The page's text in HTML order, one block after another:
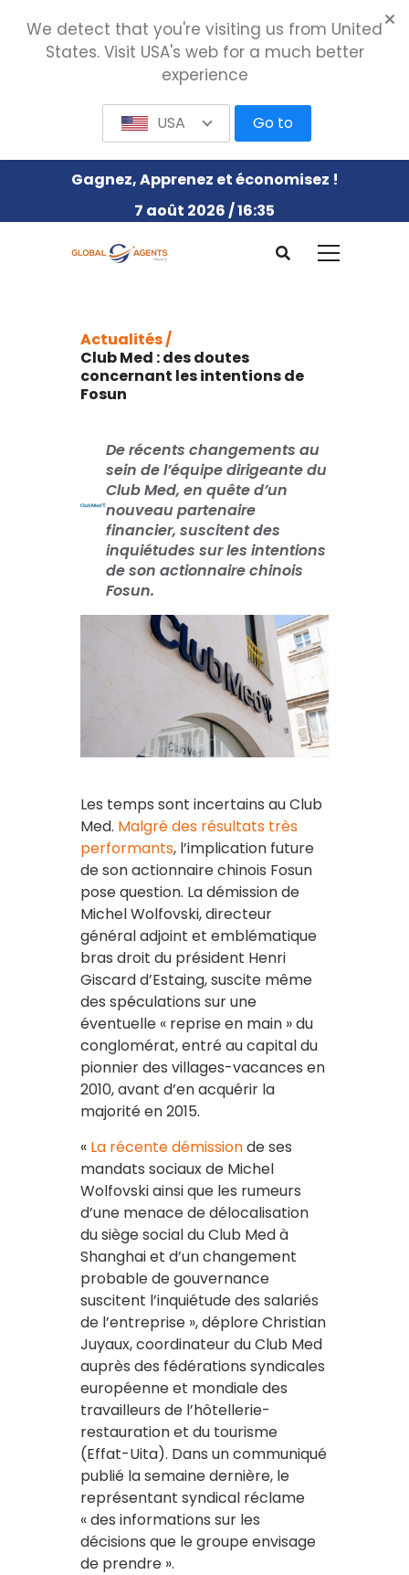
Gagnez, Apprenez et économisez !
7 août 2026 / 16:35
Actualités /
Club Med : des doutes
concernant les intentions de
Fosun
De récents changements au
sein de l’équipe dirigeante du
Club Med, en quête d’un
nouveau partenaire
financier, suscitent des
inquiétudes sur les intentions
de son actionnaire chinois
Fosun.
Les temps sont incertains au Club
Med. Malgré des résultats très
performants, l’implication future
de son actionnaire chinois Fosun
pose question. La démission de
Michel Wolfovski, directeur
général adjoint et emblématique
bras droit du président Henri
Giscard d’Estaing, suscite même
des spéculations sur une
éventuelle « reprise en main » du
conglomérat, entré au capital du
pionnier des villages-vacances en
2010, avant d’en acquérir la
majorité en 2015.
« La récente démissionde ses
mandats sociaux de Michel
Wolfovski ainsi que les rumeurs
d’une menace de délocalisation
du siège social du Club Med à
Shanghai et d’un changement
probable de gouvernance
suscitent l’inquiétude des salariés
de l’entreprise », déplore Christian
Juyaux, coordinateur du Club Med
auprès des fédérations syndicales
européenne et mondiale des
travailleurs de l’hôtellerie-
restauration et du tourisme
(Effat-Uita). Dans un communiqué
publié la semaine dernière, le
représentant syndical réclame
« des informations sur les
décisions que le groupe envisage
de prendre ».
We detect that you're visiting us from United
States. Visit USA's web for a much better
experience
USA Go to